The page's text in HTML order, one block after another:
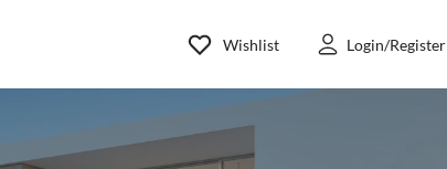
Wishlist Login/Register